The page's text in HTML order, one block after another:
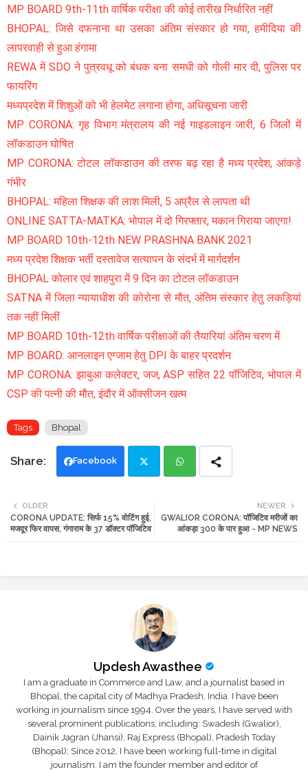
MP BOARD 9th-11th वार्षिक परीक्षा की कोई तारीख निर्धारित नहीं
BHOPAL: जिसे दफनाना था उसका अंतिम संस्कार हो गया, हमीदिया की
लापरवाही से हुआ हंगामा
REWA में SDO ने पुत्रवधू को बंधक बना समधी को गोली मार दी, पुलिस पर
फायरिंग
मध्यप्रदेश में शिशुओं को भी हेलमेट लगाना होगा, अधिसूचना जारी
MP CORONA: गृह विभाग मंत्रालय की नई गाइडलाइन जारी, 6 जिलों में
लॉकडाउन घोषित
MP CORONA: टोटल लॉकडाउन की तरफ बढ़ रहा है मध्य प्रदेश, आंकड़े
गंभीर
BHOPAL: महिला शिक्षक की लाश मिली, 5 अप्रैल से लापता थी
ONLINE SATTA-MATKA: भोपाल में दो गिरफ्तार, मकान गिराया जाएगा!
MP BOARD 10th-12th NEW PRASHNA BANK 2021
मध्य प्रदेश शिक्षक भर्ती दस्तावेज सत्यापन के संदर्भ में मार्गदर्शन
BHOPAL कोलार एवं शाहपुरा में 9 दिन का टोटल लॉकडाउन
SATNA में जिला न्यायाधीश की कोरोना से मौत, अंतिम संस्कार हेतु लकड़ियां
तक नहीं मिलीं
MP BOARD 10th-12th वार्षिक परीक्षाओं की तैयारियां अंतिम चरण में
MP BOARD: आनलाइन एग्जाम हेतु DPI के बाहर प्रदर्शन
MP CORONA: झाबुआ कलेक्टर, जज, ASP सहित 22 पॉजिटिव, भोपाल में
CSP की पत्नी की मौत, इंदौर में ऑक्सीजन खत्म
Tags Bhopal
Facebook
tte ats
NEWER
GWALIOR CORONA: पॉजिटिव मरीजों का
आंकड़ा 300 के पार हुआ - MP NEWS
OLDER
CORONA UPDATE: सिर्फ 15% वोटिंग हुई,
मजदूर फिर वापस, गंगाराम के 37 डॉक्टर पॉजिटिव
Updesh Awasthee
I am a graduate in Commerce and Law, and a journalist based in
Bhopal, the capital city of Madhya Pradesh, India. I have been
working in journalism since 1994. Over the years, I have served with
several prominent publications, including: Swadesh (Gwalior),
Dainik Jagran (Jhansi), Raj Express (Bhopal), Pradesh Today
(Bhopal); Since 2012, I have been working full-time in digital
journalism. I am the founder member and editor of